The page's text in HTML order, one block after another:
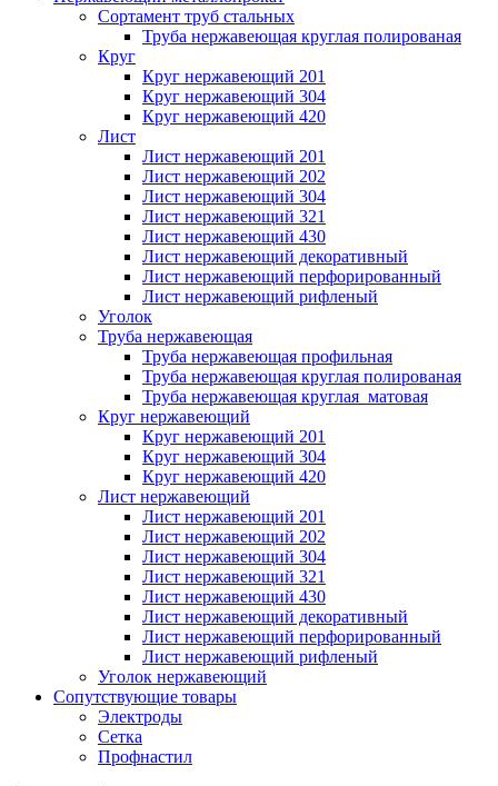
Сортамент труб стальных
Труба нержавеющая круглая полированая
Круг
Круг нержавеющий 201
Круг нержавеющий 304
Круг нержавеющий 420
Лист
Лист нержавеющий 201
Лист нержавеющий 202
Лист нержавеющий 304
Лист нержавеющий 321
Лист нержавеющий 430
Лист нержавеющий декоративный
Лист нержавеющий перфорированный
Лист нержавеющий рифленый
Уголок
Труба нержавеющая
Труба нержавеющая профильная
Труба нержавеющая круглая полированая
Труба нержавеющая круглая матовая
Круг нержавеющий
Круг нержавеющий 201
Круг нержавеющий 304
Круг нержавеющий 420
Лист нержавеющий
Лист нержавеющий 201
Лист нержавеющий 202
Лист нержавеющий 304
Лист нержавеющий 321
Лист нержавеющий 430
Лист нержавеющий декоративный
Лист нержавеющий перфорированный
Лист нержавеющий рифленый
Уголок нержавеющий
Cопутствующие товары
Электроды
Сетка
Профнастил